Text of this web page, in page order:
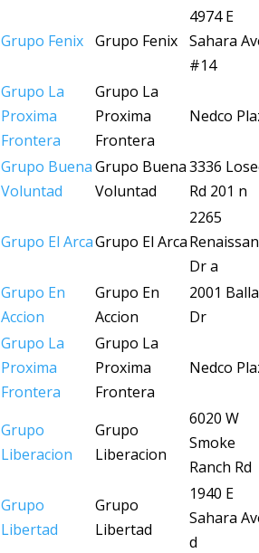
Grupo Fenix Grupo Fenix
4974 E
Sahara
#14
Grupo La
Proxima
Frontera
Grupo La
Proxima
Frontera
Nedco
Grupo Buena
Voluntad
Grupo Buena
Voluntad
3336
Rd 201 n
Grupo El ArcaGrupo El Arca
2265
Dr a
Grupo En
Accion
Grupo En
Accion
2001
Dr
Grupo La
Proxima
Frontera
Grupo La
Proxima
Frontera
Nedco
Grupo
Liberacion
Grupo
Liberacion
6020 W
Smoke
Ranch Rd
Grupo
Libertad
Grupo
Libertad
1940 E
Sahara
d